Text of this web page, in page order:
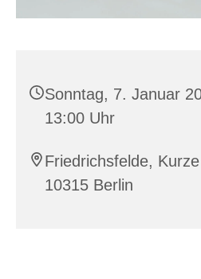
Sonntag, 7. Januar
13:00 Uhr
Friedrichsfelde,
10315 Berlin